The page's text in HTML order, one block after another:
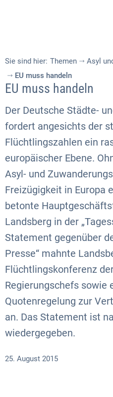
Sie sind hier: Themen Asyl
EU muss handeln
EU muss handeln
Der Deutsche Städte-
fordert angesichts der
Flüchtlingszahlen ein
europäischer Ebene.
Asyl- und
Freizügigkeit in Europa
betonte
Landsberg in der
Statement gegenüber
Presse“ mahnte
Flüchtlingskonferenz
Regierungschefs sowie
Quotenregelung zur
an. Das Statement ist
wiedergegeben.
25. August 2015